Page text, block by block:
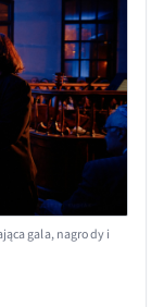
gala, nagrody i